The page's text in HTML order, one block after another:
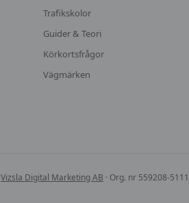
Trafikskolor
Guider & Teori
Körkortsfrågor
Vägmärken
Vizsla Digital Marketing AB · Org. nr 559208-5111